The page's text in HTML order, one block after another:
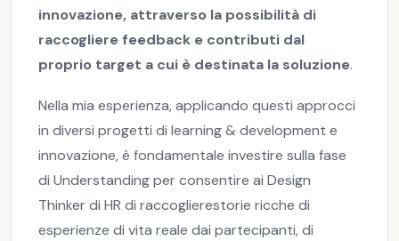
innovazione, attraverso la possibilità di
raccogliere feedback e contributi dal
proprio target a cui è destinata la soluzione.
Nella mia esperienza, applicando questi approcci
in diversi progetti di learning & development e
innovazione, è fondamentale investire sulla fase
di Understanding per consentire ai Design
Thinker di HR di raccoglierestorie ricche di
esperienze di vita reale dai partecipanti, di